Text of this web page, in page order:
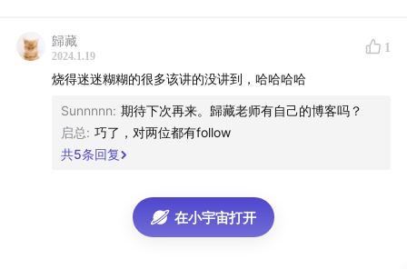
Indigo（数字镜像博主）
嘉宾藏师傅的自我介绍
藏师傅的日常工作流
歸藏
2024.1.19
1
烧得迷迷糊糊的很多该讲的没讲到，哈哈哈哈
Sunnnnn: 期待下次再来。歸藏老师有自己的博客吗？
启总: 巧了，对两位都有follow
共5条回复
在小宇宙打开